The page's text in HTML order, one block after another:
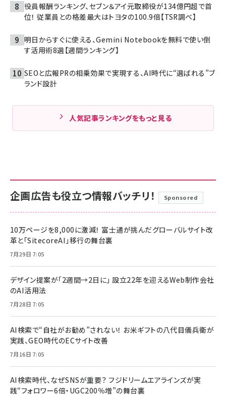
役員報酬ランキング、セブン＆アイ元取締役が134億円超で首
位！ 従業員との格差最大はトヨタの100.9倍【TSR調べ】
明日からすぐに使える、Gemini Notebookを無料で使い倒
す活用術8選【週間ランキング】
SEOと広報PRの相乗効果で実現する、AI時代に“選ばれる”ブ
ランド設計
人気記事ランキングをもっと見る
企画広告も役立つ情報バッチリ！ Sponsored
10万ページを8,000に激減！ 富士通が挑んだグローバルサイト改
革と「SitecoreAI」移行の舞台裏
7月29日 7:05
デザイン提案が「2週間→2日に」 設立22年を迎えるWeb制作会社
のAI活用法
7月28日 7:05
AI検索で“自社がお勧め”されない！ お米ギフトの八代目儀兵衛が
実践、GEO時代のECサイト改善
7月16日 7:05
AI検索時代、なぜSNSが重要？ フジドリームエアラインズが実
践“フォロワー6倍・UGC200％増”の舞台裏